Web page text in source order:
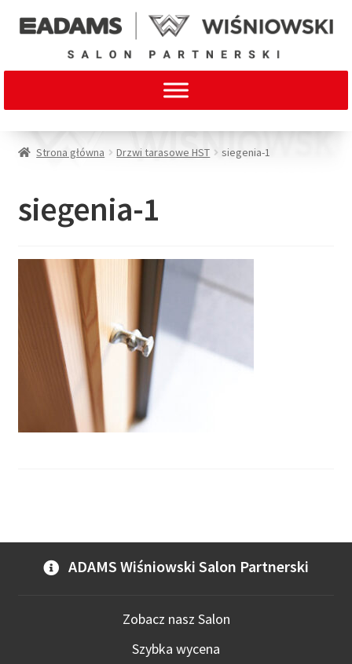
Strona główna Drzwi tarasowe HST siegenia-1
siegenia-1
ADAMS Wiśniowski Salon Partnerski
Zobacz nasz Salon
Szybka wycena